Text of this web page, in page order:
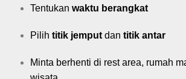
Tentukan waktu berangkat
Pilih titik jemput dan titik antar
Minta berhenti di rest area, rumah